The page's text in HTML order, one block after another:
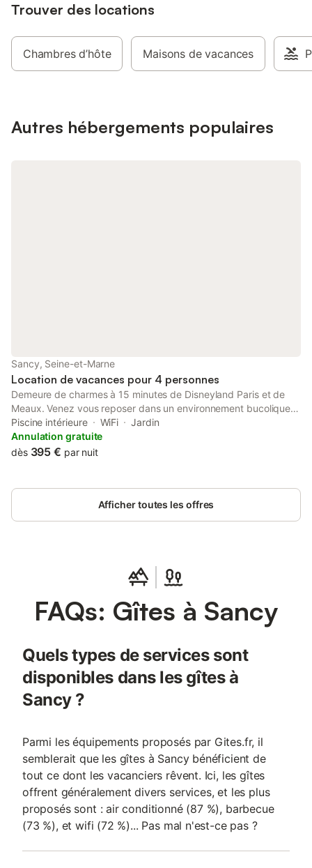
Trouver des locations
Chambres d’hôte Maisons de vacances
Autres hébergements populaires
Sancy, Seine-et-Marne
Location de vacances pour 4 personnes
Demeure de charmes à 15 minutes de Disneyland Paris et de
Meaux. Venez vous reposer dans un environnement bucolique
et profitez des installations sportives et ludiques. La piscine
vous ravira et le centre équestre vous offrira des moments à nul
endroit pareil. Le Tennis et les balades seront un complément
Piscine intérieure WiFi
Jardin
Annulation gratuite
dès 395 € par nuit
Afficher toutes les offres
FAQs: Gîtes à Sancy
Quels types de services sont
disponibles dans les gîtes à
Sancy ?
Parmi les équipements proposés par Gites.fr, il
semblerait que les gîtes à Sancy bénéficient de
tout ce dont les vacanciers rêvent. Ici, les gîtes
offrent généralement divers services, et les plus
proposés sont : air conditionné (87 %), barbecue
(73 %), et wifi (72 %)... Pas mal n'est-ce pas ?